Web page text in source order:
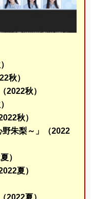
秋）
2022秋）
秋）
野朱梨～」（2022
）
夏）
2022夏）